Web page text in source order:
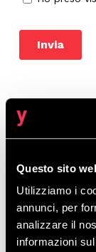
Questo sito
Utilizziamo i
annunci, per
analizzare il
informazioni
ARTICOLI PIÙ
Cloud
6